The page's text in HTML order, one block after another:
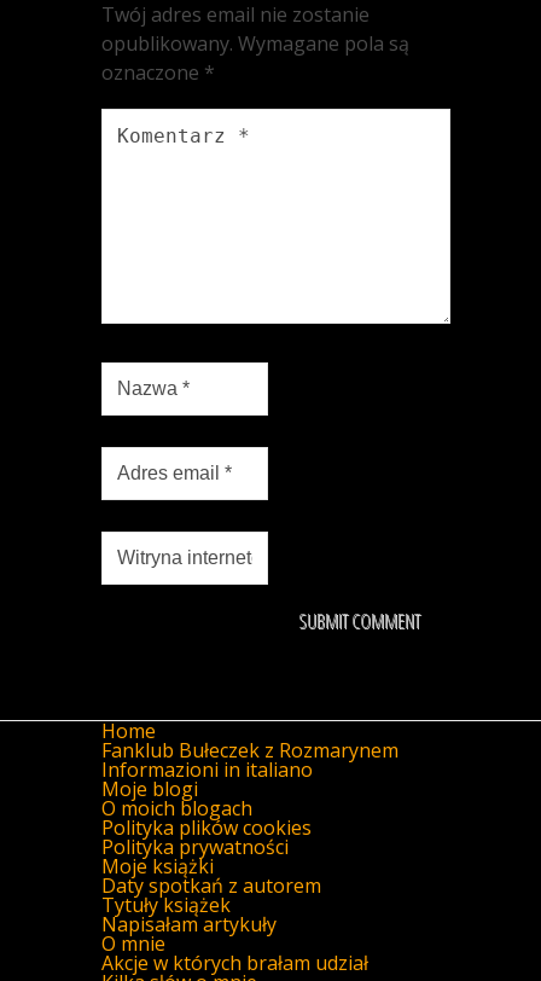
Twój adres email nie zostanie
opublikowany. Wymagane pola są
oznaczone *
Home
Fanklub Bułeczek z Rozmarynem
Informazioni in italiano
Moje blogi
O moich blogach
Polityka plików cookies
Polityka prywatności
Moje książki
Daty spotkań z autorem
Tytuły książek
Napisałam artykuły
O mnie
Akcje w których brałam udział